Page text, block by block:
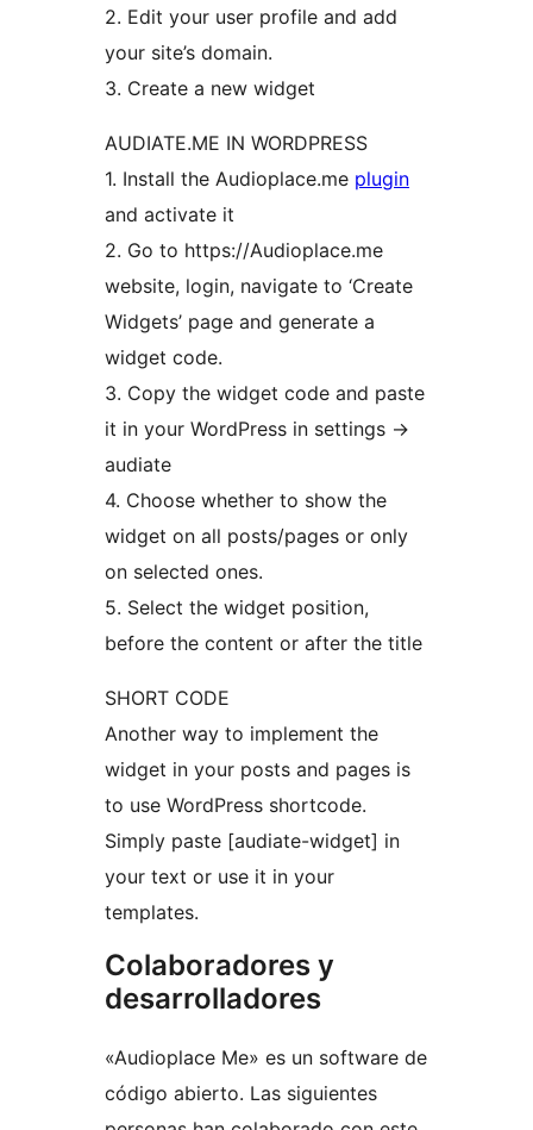
2. Edit your user profile and add
your site’s domain.
3. Create a new widget
AUDIATE.ME IN WORDPRESS
1. Install the Audioplace.me plugin
and activate it
2. Go to https://Audioplace.me
website, login, navigate to ‘Create
Widgets’ page and generate a
widget code.
3. Copy the widget code and paste
it in your WordPress in settings ->
audiate
4. Choose whether to show the
widget on all posts/pages or only
on selected ones.
5. Select the widget position,
before the content or after the title
SHORT CODE
Another way to implement the
widget in your posts and pages is
to use WordPress shortcode.
Simply paste [audiate-widget] in
your text or use it in your
templates.
Colaboradores y
desarrolladores
«Audioplace Me» es un software de
código abierto. Las siguientes